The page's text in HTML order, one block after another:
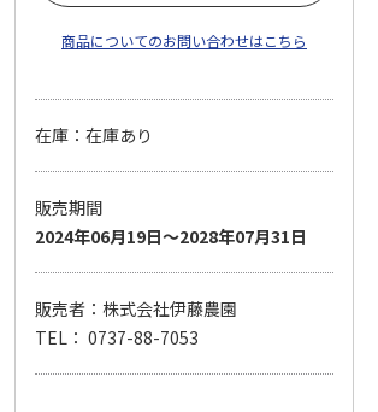
商品についてのお問い合わせはこちら
在庫：在庫あり
販売期間
2024年06月19日～2028年07月31日
販売者：株式会社伊藤農園
TEL： 0737-88-7053